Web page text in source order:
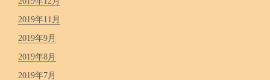
2019年11月
2019年9月
2019年8月
2019年7月